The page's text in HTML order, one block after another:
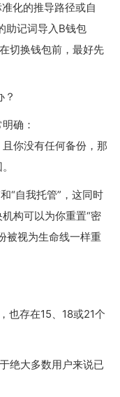
化的推导路径或自
助记词导入B钱包
切换钱包前，最好先
？
确：
你没有任何备份，那
“自我托管”，这同时
构可以为你重置“密
被视为生命线一样重
也存在15、18或21个
绝大多数用户来说已